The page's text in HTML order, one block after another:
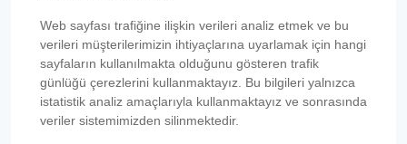
Web sayfası trafiğine ilişkin verileri analiz etmek ve bu
verileri müşterilerimizin ihtiyaçlarına uyarlamak için hangi
sayfaların kullanılmakta olduğunu gösteren trafik
günlüğü çerezlerini kullanmaktayız. Bu bilgileri yalnızca
istatistik analiz amaçlarıyla kullanmaktayız ve sonrasında
veriler sistemimizden silinmektedir.